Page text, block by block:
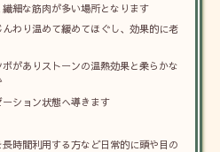
細な筋肉が多い場所となります
わり温めて緩めてほぐし、効果的に老
がありストーンの温熱効果と柔らかな
ション状態へ導きます
時間利用する方など日常的に頭や目の